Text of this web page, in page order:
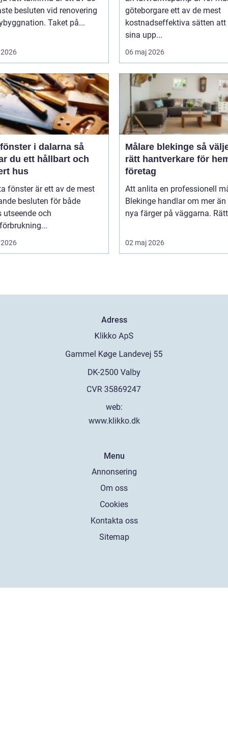
besluten vid renovering
Taket på...
göteborgare ett av de mest
kostnadseffektiva sätten att
sina upp...
06 maj 2026
i dalarna så
du ett hållbart och
hus
fönster är ett av de mest
besluten för både
utseende och
Målare blekinge så väljer du
rätt hantverkare för
företag
Att anlita en professionell
Blekinge handlar om mer
nya färger på väggarna.
02 maj 2026
Adress
web:
www.klikko.dk
Menu
Annonsering
Om oss
Cookies
Kontakta oss
Sitemap